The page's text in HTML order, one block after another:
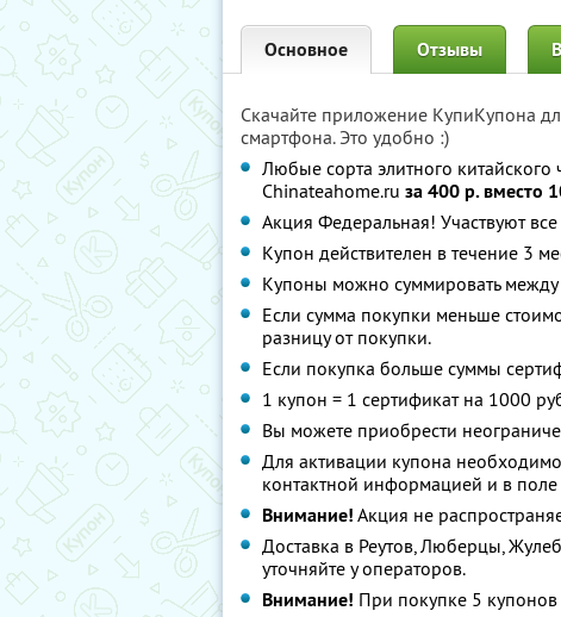
Основное Отзывы
Скачайте приложение КупиКупона
смартфона. Это удобно :)
Любые сорта элитного китайского
Сhinateahome.ru за 400 р. вместо
Акция Федеральная! Участвуют
Купон действителен в течение 3
Купоны можно суммировать
Если сумма покупки меньше
разницу от покупки.
Если покупка больше суммы
1 купон = 1 сертификат на 1000
Вы можете приобрести
Для активации купона
контактной информацией и в
Внимание! Акция не
Доставка в Реутов, Люберцы,
уточняйте у операторов.
Внимание! При покупке 5